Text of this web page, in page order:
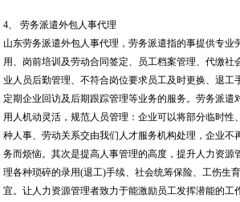
4、 劳务派遣外包人事代理
山东劳务派遣外包人事代理，劳务派遣指的事提供专业
用、岗前培训及劳动合同签定、员工档案管理、代缴社
业人员后勤管理、不符合岗位要求员工及时更换、退工
定期企业回访及后期跟踪管理等业务的服务。劳务派遣
用人机动灵活，规范人员管理：企业可以将部分临时性
种人事、劳动关系交由我们人才服务机构处理，企业不
务而烦恼。其次是提高人事管理的高度，提升人力资源
理各种琐碎的录用(退工)手续、社会统筹保险、工伤生
宜。让人力资源管理者致力于能激励员工发挥潜能的工